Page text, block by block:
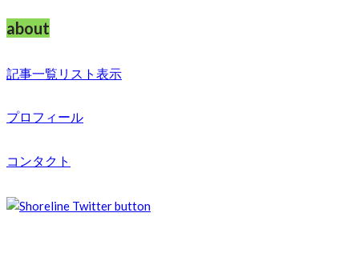
about
記事一覧リスト表示
プロフィール
コンタクト